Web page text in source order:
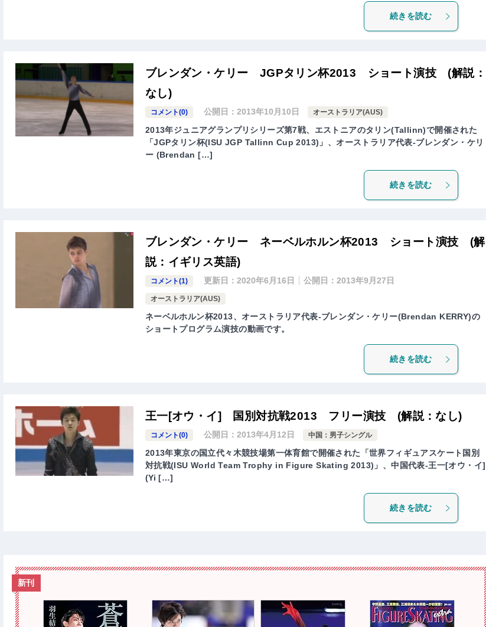
続きを読む
ブレンダン・ケリー JGPタリン杯2013 ショート演技 (解説：
なし)
コメント(0) 公開日：2013年10月10日 オーストラリア(AUS)
2013年ジュニアグランプリシリーズ第7戦、エストニアのタリン(Tallinn)で開催された
「JGPタリン杯(ISU JGP Tallinn Cup 2013)」、オーストラリア代表-ブレンダン・ケリ
ー (Brendan […]
続きを読む
ブレンダン・ケリー ネーベルホルン杯2013 ショート演技 (解
説：イギリス英語)
コメント(1) 更新日：2020年6月16日 公開日：2013年9月27日
オーストラリア(AUS)
ネーベルホルン杯2013、オーストラリア代表-ブレンダン・ケリー(Brendan KERRY)の
ショートプログラム演技の動画です。
続きを読む
王一[オウ・イ] 国別対抗戦2013 フリー演技 (解説：なし)
コメント(0) 公開日：2013年4月12日 中国：男子シングル
2013年東京の国立代々木競技場第一体育館で開催された「世界フィギュアスケート国別
対抗戦(ISU World Team Trophy in Figure Skating 2013)」、中国代表-王一[オウ・イ]
(Yi […]
続きを読む
新刊